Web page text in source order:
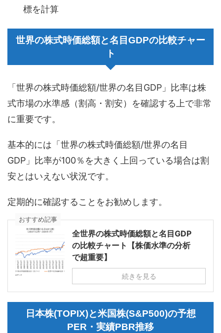
標を計算
世界の株式時価総額と名目GDPの比較チャー
ト
「世界の株式時価総額/世界の名目GDP」比率は株
式市場の水準感（割高・割安）を確認する上で非常
に重要です。
基本的には「世界の株式時価総額/世界の名目
GDP」比率が100％を大きく上回っている場合は割
安とはいえない状況です。
定期的に確認することをお勧めします。
おすすめ記事
全世界の株式時価総額と名目GDP
の比較チャート【株価水準の分析
で超重要】
続きを見る
日本株(TOPIX)と米国株(S&P500)の予想
PER・実績PBR推移